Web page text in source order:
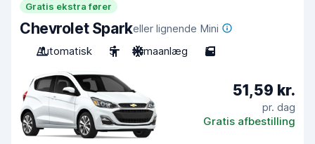
Gratis ekstra fører
Chevrolet Sparkeller lignende Mini
Automatisk
5 Klimaanlæg 5
51,59 kr.
pr. dag
Gratis afbestilling